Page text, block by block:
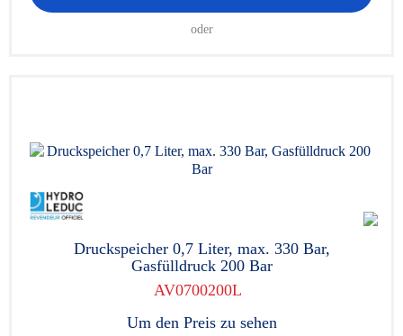
oder
Druckspeicher 0,7 Liter, max. 330 Bar,
Gasfülldruck 200 Bar
AV0700200L
Um den Preis zu sehen